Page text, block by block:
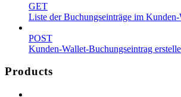
GET
Liste der Buchungseinträge im
POST
Kunden-Wallet-Buchungseintrag
Products